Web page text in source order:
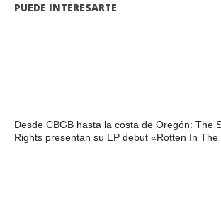
PUEDE INTERESARTE
Desde CBGB hasta la costa de Oregón: The
Rights presentan su EP debut «Rotten In The